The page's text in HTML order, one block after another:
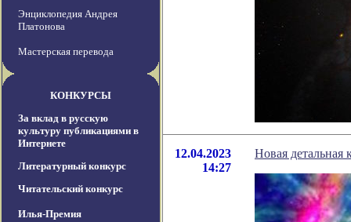
Энциклопедия Андрея
Платонова
Мастерская перевода
КОНКУРСЫ
За вклад в русскую
культуру публикациями в
Интернете
Литературный конкурс
Читательский конкурс
Илья-Премия
12.04.2023
14:27
Новая детальная